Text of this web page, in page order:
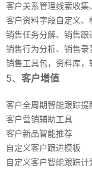
客户关系管理线索收
客户资料字段自定义
销售任务分解、销售
销售行为分析、销售
销售工具包，资料库
5、 客户增值
客户全周期智能跟踪提
客户营销辅助工具
客户新品智能推荐
自定义客户跟进模板
自定义客户智能跟踪计